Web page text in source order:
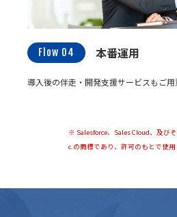
Flow 04 本番運用
導入後の伴走・開発支援サービスもご用
※ Salesforce、Sales Cloud、及び
c.の商標であり、許可のもとで使用